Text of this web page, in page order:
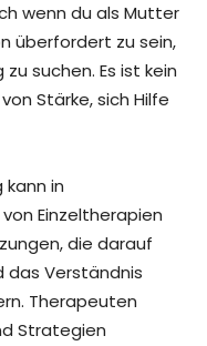
wenn du als Mutter
überfordert zu sein,
suchen. Es ist kein
Stärke, sich Hilfe
in
Einzeltherapien
die darauf
das Verständnis
Therapeuten
Strategien